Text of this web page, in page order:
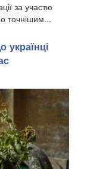
за участю
точнішим...
українці